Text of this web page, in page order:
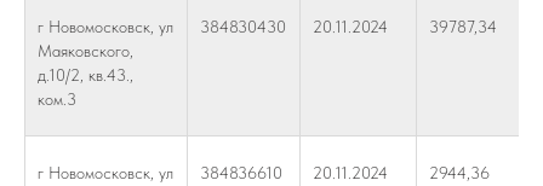
г Новомосковск, ул
Маяковского,
д.10/2, кв.43.,
ком.3
384830430 20.11.2024 39787,34
г Новомосковск, ул
384836610 20.11.2024 2944,36